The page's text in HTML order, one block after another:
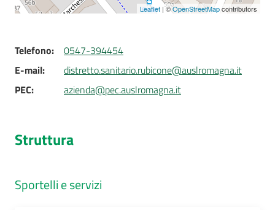
Leaflet | ©OpenStreetMapcontributors
Telefono:
0547-394454
E-mail:
distretto.sanitario.rubicone@auslromagna.it
PEC: azienda@pec.auslromagna.it
Struttura
Sportelli e servizi